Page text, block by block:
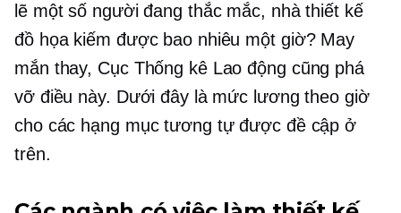
lẽ một số người đang thắc mắc, nhà thiết kế
đồ họa kiếm được bao nhiêu một giờ? May
mắn thay, Cục Thống kê Lao động cũng phá
vỡ điều này. Dưới đây là mức lương theo giờ
cho các hạng mục tương tự được đề cập ở
trên.